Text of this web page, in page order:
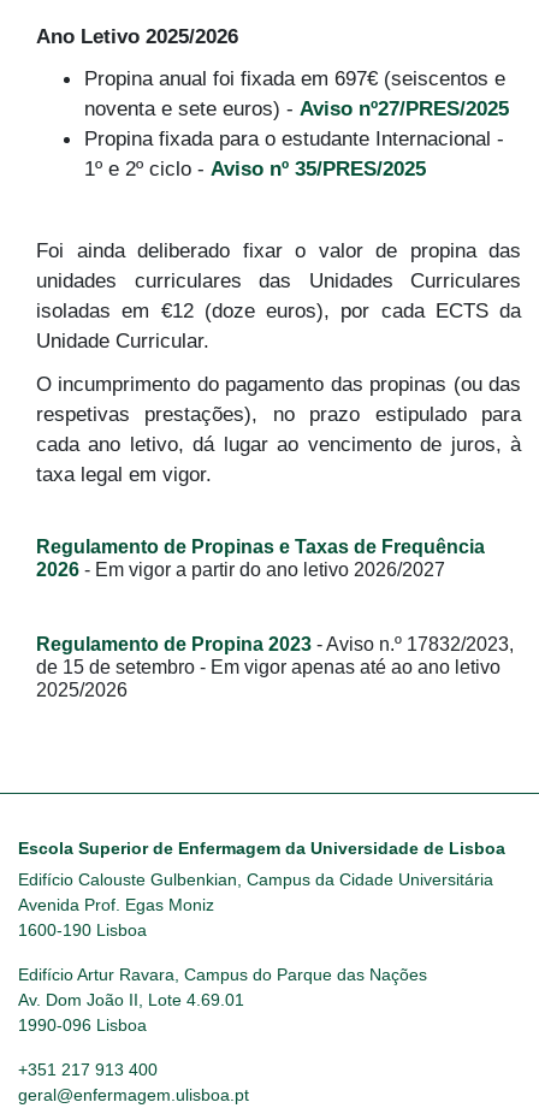
Ano Letivo 2025/2026
Propina anual foi fixada em 697€ (seiscentos e
noventa e sete euros) - Aviso nº27/PRES/2025
Propina fixada para o estudante Internacional -
1º e 2º ciclo - Aviso nº 35/PRES/2025
Foi ainda deliberado fixar o valor de propina das
unidades curriculares das Unidades Curriculares
isoladas em €12 (doze euros), por cada ECTS da
Unidade Curricular.
O incumprimento do pagamento das propinas (ou das
respetivas prestações), no prazo estipulado para
cada ano letivo, dá lugar ao vencimento de juros, à
taxa legal em vigor.
Regulamento de Propinas e Taxas de Frequência
2026 - Em vigor a partir do ano letivo 2026/2027
Regulamento de Propina 2023 - Aviso n.º 17832/2023,
de 15 de setembro - Em vigor apenas até ao ano letivo
2025/2026
Escola Superior de Enfermagem da Universidade de Lisboa
Edifício Calouste Gulbenkian, Campus da Cidade Universitária
Avenida Prof. Egas Moniz
1600-190 Lisboa
Edifício Artur Ravara, Campus do Parque das Nações
Av. Dom João II, Lote 4.69.01
1990-096 Lisboa
+351 217 913 400
geral@enfermagem.ulisboa.pt